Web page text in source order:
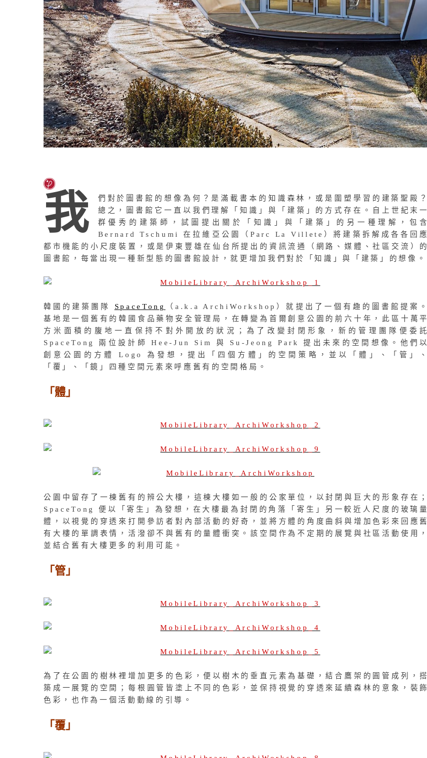
我
們對於圖書館的想像為何？是滿載書本的知識森林，或是圍塑學習的建築聖殿？
總之，圖書館它一直以我們理解「知識」與「建築」的方式存在。自上世紀末一
群優秀的建築師，試圖提出關於「知識」與「建築」的另一種理解，包含
Bernard Tschumi 在拉維亞公園（Parc La Villete）將建築拆解成各各回應
都市機能的小尺度裝置，或是伊東豐雄在仙台所提出的資訊流通（網路、媒體、社區交流）的
圖書館，每當出現一種新型態的圖書館設計，就更增加我們對於「知識」與「建築」的想像。
韓國的建築團隊 SpaceTong
（a.k.a ArchiWorkshop）就提出了一個有趣的圖書館提案。
基地是一個舊有的韓國食品藥物安全管理局，在轉變為首爾創意公園的前六十年，此區十萬平
方米面積的腹地一直保持不對外開放的狀況；為了改變封閉形象，新的管理團隊便委託
SpaceTong 兩位設計師 Hee-Jun Sim 與 Su-Jeong Park 提出未來的空間想像。他們以
創意公園的方體 Logo 為發想，提出「四個方體」的空間策略，並以「體」、「管」、
「覆」、「鏡」四種空間元素來呼應舊有的空間格局。
「體」
公園中留存了一棟舊有的辨公大樓，這棟大樓如一般的公家單位，以封閉與巨大的形象存在；
SpaceTong 便以「寄生」為發想，在大樓最為封閉的角落「寄生」另一較近人尺度的玻璃量
體，以視覺的穿透來打開參訪者對內部活動的好奇，並將方體的角度曲斜與增加色彩來回應舊
有大樓的單調表情，活潑卻不與舊有的量體衝突。該空間作為不定期的展覽與社區活動使用，
並結合舊有大樓更多的利用可能。
「管」
為了在公園的樹林裡增加更多的色彩，便以樹木的垂直元素為基礎，結合鷹架的圓管成列，搭
築成一展覽的空間；每根圓管皆塗上不同的色彩，並保持視覺的穿透來延續森林的意象，裝飾
色彩，也作為一個活動動線的引導。
「覆」